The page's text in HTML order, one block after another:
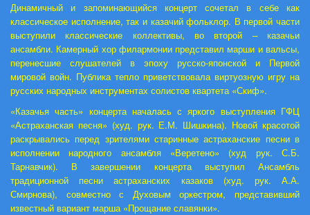
Динамичный и запоминающийся концерт сочетал в себе как
классическое исполнение, так и казачий фольклор. В первой части
выступили классические коллективы, во второй – казачьи
ансамбли. Камерный хор филармонии представил марши и вальсы,
перенесшие слушателей в эпоху русско-японской и Первой
мировой войн. Публика тепло приветствовала виртуозную игру на
русских народных инструментах солистов квартета «Скиф».
«Казачья часть» концерта началась с яркого выступления ГФЦ
«Астраханская песня» (худ. рук. Е.М. Шишкина). Новой красотой
раскрывались перед зрителями старинные астраханские песни в
исполнении народного ансамбля «Веретено» (худ рук. С.Б.
Тарнавчик). В завершении концерта выступил Ансамбль
традиционной песни астраханских казаков (худ. рук. А.А.
Смирнова), совместно с Духовым оркестром, представивший
известный вариант марша «Прощание славянки».